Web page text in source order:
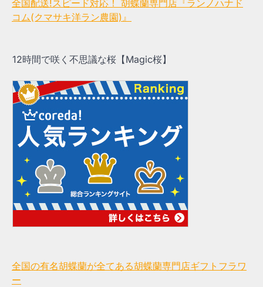
全国配送!スピード対応！ 胡蝶蘭専門店『ランノハナド
コム(クマサキ洋ラン農園)』
12時間で咲く不思議な桜【Magic桜】
全国の有名胡蝶蘭が全てある胡蝶蘭専門店ギフトフラワ
ー